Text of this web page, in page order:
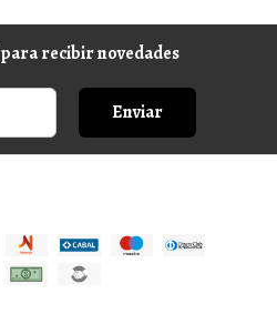
recibir novedades
Enviar